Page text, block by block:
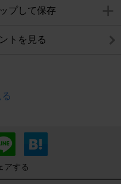
プして保存
トを見る
アする